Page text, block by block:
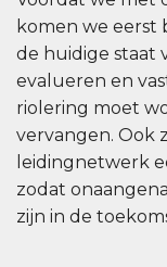
komen we eerst
de huidige staat
evalueren en
riolering moet
vervangen. Ook
leidingnetwerk
zodat
zijn in de